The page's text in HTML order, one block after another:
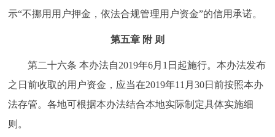
示“不挪用用户押金，依法合规管理用户资金”的信用承诺。
第五章 附 则
第二十六条 本办法自2019年6月1日起施行。本办法发布
之日前收取的用户资金，应当在2019年11月30日前按照本办
法存管。各地可根据本办法结合本地实际制定具体实施细
则。